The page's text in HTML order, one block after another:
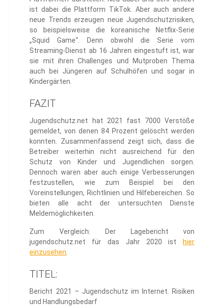
ist dabei die Plattform TikTok. Aber auch andere
neue Trends erzeugen neue Jugendschutzrisiken,
so beispielsweise die koreanische Netflix-Serie
„Squid Game“. Denn obwohl die Serie vom
Streaming-Dienst ab 16 Jahren eingestuft ist, war
sie mit ihren Challenges und Mutproben Thema
auch bei Jüngeren auf Schulhöfen und sogar in
Kindergärten.
FAZIT
Jugendschutz.net hat 2021 fast 7000 Verstöße
gemeldet, von denen 84 Prozent gelöscht werden
konnten. Zusammenfassend zeigt sich, dass die
Betreiber weiterhin nicht ausreichend für den
Schutz von Kinder und Jugendlichen sorgen.
Dennoch waren aber auch einige Verbesserungen
festzustellen, wie zum Beispiel bei den
Voreinstellungen, Richtlinien und Hilfebereichen. So
bieten alle acht der untersuchten Dienste
Meldemöglichkeiten.
Zum Vergleich: Der Lagebericht von
jugendschutz.net für das Jahr 2020 ist
hier
einzusehen.
TITEL:
Bericht 2021 – Jugendschutz im Internet. Risiken
und Handlungsbedarf